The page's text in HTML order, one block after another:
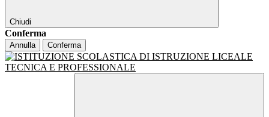
Chiudi
Conferma
Annulla Conferma